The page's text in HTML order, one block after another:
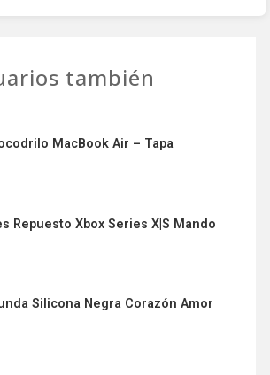
también
MacBook Air – Tapa
Repuesto Xbox Series X|S Mando
Silicona Negra Corazón Amor